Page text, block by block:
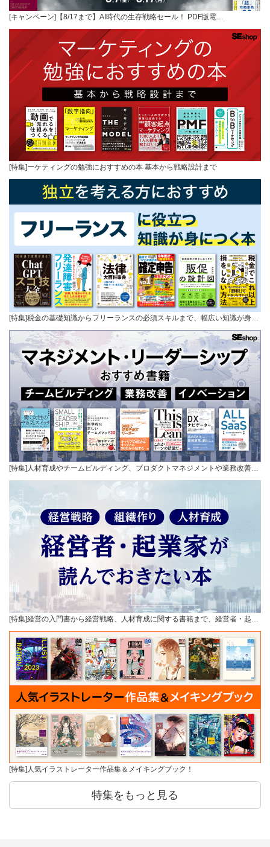
[キャンペーン]【8/17まで】AI時代の生存戦略セール！ PDF版電…
[特集]ーケティングの勉強におすすめの本 基本から戦略設計まで
[特集]税金の基礎知識からフリーランスの必須スキルまで、幅広い知識が身…
[特集]人材育成やチームビルディング、プロダクトマネジメントや業務改善…
[特集]経営の入門書から経営戦略、人材育成に関する書籍まで、経営者・起…
[特集]人気イラストレーター作品集＆メイキングブック！
特集をもっと見る